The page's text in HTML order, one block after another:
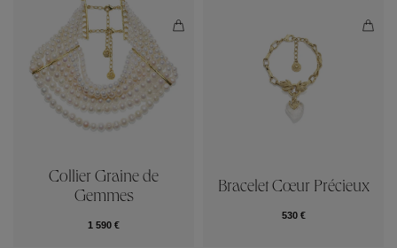
Collier Graine de
Gemmes
1 590 €
Bracelet Cœur Précieux
530 €